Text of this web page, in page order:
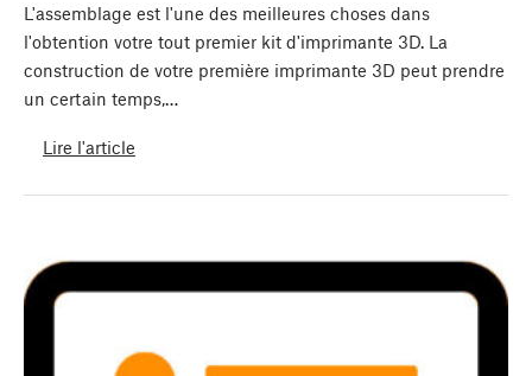
L'assemblage est l'une des meilleures choses dans
l'obtention votre tout premier kit d'imprimante 3D. La
construction de votre première imprimante 3D peut prendre
un certain temps,…
Lire l'article